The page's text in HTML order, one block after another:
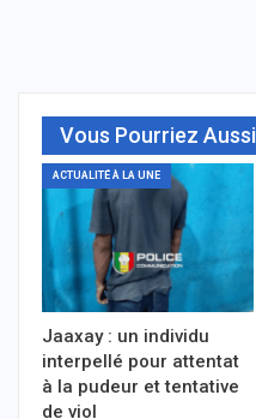
Vous Pourriez
ACTUALITÉ À LA UNE
Jaaxay : un individu
interpellé pour attentat
à la pudeur et tentative
de viol